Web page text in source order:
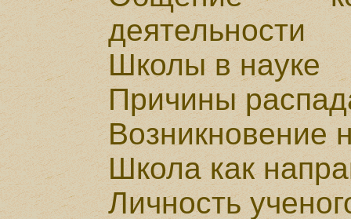
деятельности
Школы в науке
Причины
Возникновение
Школа как
Личность